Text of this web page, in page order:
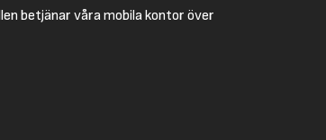
betjänar våra mobila kontor över